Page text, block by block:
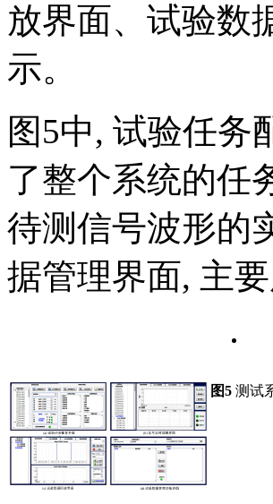
放界面、试验数
示。
图5中, 试验任务
了整个系统的任
待测信号波形的
据管理界面, 主
图5 测试